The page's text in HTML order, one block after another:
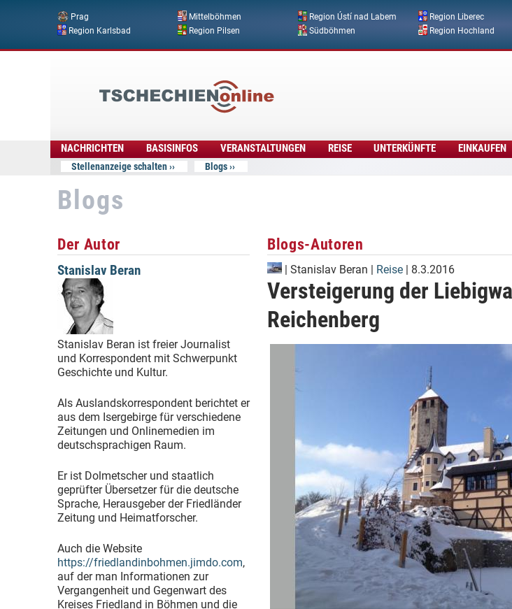
Direkt zum Inhalt
Prag Mittelböhmen Region Ústí nad Labem Region Liberec
Region Karlsbad
Region Pilsen Südböhmen Region Hochland
Online
NACHRICHTEN BASISINFOS VERANSTALTUNGEN REISE UNTERKÜNFTE EINKAUFEN
Stellenanzeige schalten Blogs
Blogs
Der Autor
Stanislav Beran
Stanislav Beran ist freier Journalist
und Korrespondent mit Schwerpunkt
Geschichte und Kultur.
Als Auslandskorrespondent berichtet er
aus dem Isergebirge für verschiedene
Zeitungen und Onlinemedien im
deutschsprachigen Raum.
Er ist Dolmetscher und staatlich
geprüfter Übersetzer für die deutsche
Sprache, Herausgeber der Friedländer
Zeitung und Heimatforscher.
Auch die Website
https://friedlandinbohmen.jimdo.com,
auf der man Informationen zur
Vergangenheit und Gegenwart des
Kreises Friedland in Böhmen und die
Blogs-Autoren
| Stanislav Beran | Reise | 8.3.2016
Versteigerung der
Reichenberg